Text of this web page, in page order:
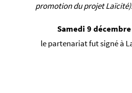
promotion du projet
Samedi 9
le partenariat fut signé à